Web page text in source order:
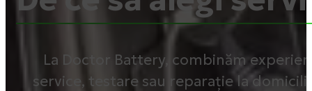
La Doctor Battery, combinăm
service, testare sau reparație la